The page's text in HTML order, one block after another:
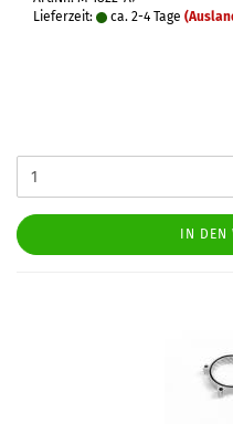
Lieferzeit:
ca. 2-4 Tage
IN DEN